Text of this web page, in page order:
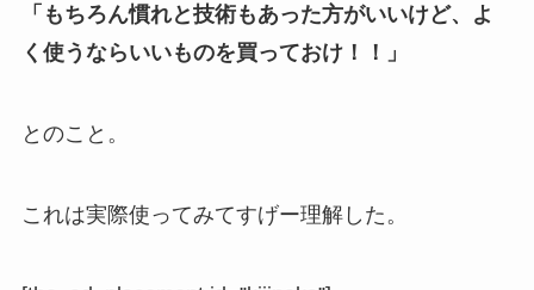
「もちろん慣れと技術もあった方がいいけど、
よ
く使うならいいものを買っておけ！！」
とのこと。
これは実際使ってみてすげー理解した。